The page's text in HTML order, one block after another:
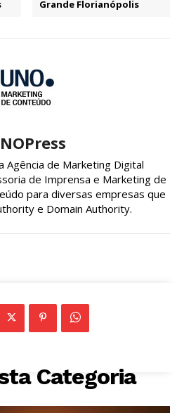
Grande Florianópolis
Agência de Marketing Digital
de Imprensa e Marketing de
para diversas empresas que
e Domain Authority.
Categoria